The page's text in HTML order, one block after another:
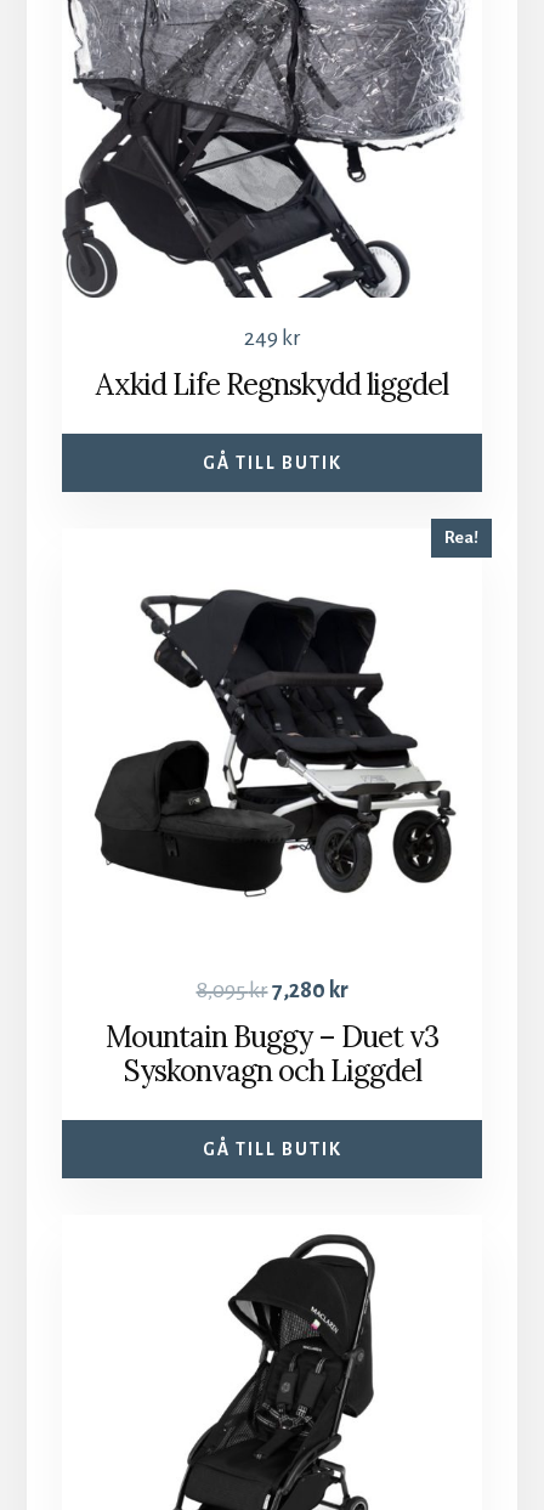
249 kr
Axkid Life Regnskydd liggdel
GÅ TILL BUTIK
Rea!
8,095kr7,280 kr
Mountain Buggy – Duet v3
Syskonvagn och Liggdel
GÅ TILL BUTIK